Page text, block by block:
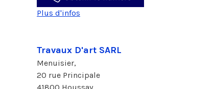
Plus d'infos
Travaux D'art SARL
Menuisier,
20 rue Principale